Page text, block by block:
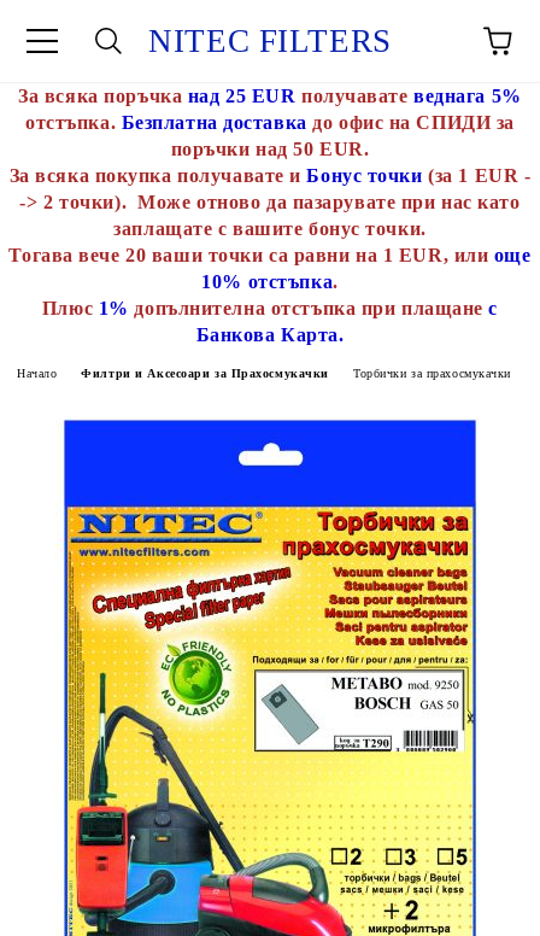
NITEC FILTERS
За всяка поръчка над 25 EUR получавате веднага 5%
отстъпка. Безплатна доставка до офис на СПИДИ за
поръчки над 50 EUR.
За всяка покупка получавате иБонус точки (за 1 EUR -
-> 2 точки). Може отново да пазарувате при нас като
заплащате с вашите бонус точки.
Тогава вече 20 ваши точки са равни на 1 EUR, или още
10% отстъпка.
Плюс 1% допълнителна отстъпка при плащанес
Банкова Карта.
Начало Филтри и Аксесоари за Прахосмукачки Торбички за прахосмукачки